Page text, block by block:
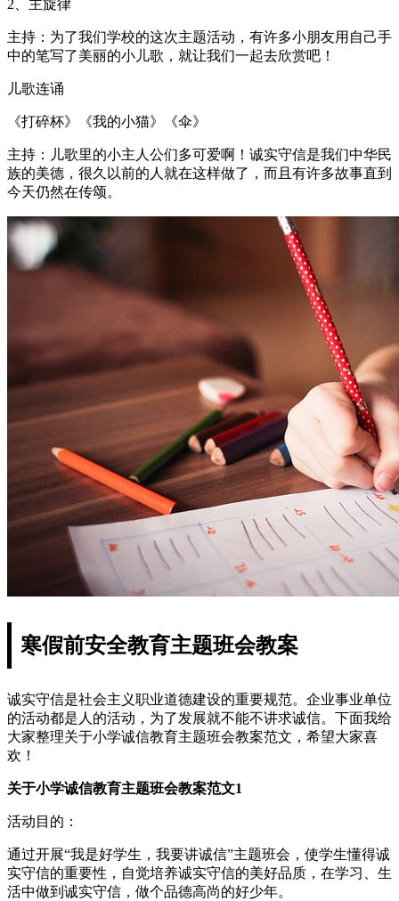
2、主旋律
主持：为了我们学校的这次主题活动，有许多小朋友用自己手
中的笔写了美丽的小儿歌，就让我们一起去欣赏吧！
儿歌连诵
《打碎杯》《我的小猫》《伞》
主持：儿歌里的小主人公们多可爱啊！诚实守信是我们中华民
族的美德，很久以前的人就在这样做了，而且有许多故事直到
今天仍然在传颂。
寒假前安全教育主题班会教案
诚实守信是社会主义职业道德建设的重要规范。企业事业单位
的活动都是人的活动，为了发展就不能不讲求诚信。下面我给
大家整理关于小学诚信教育主题班会教案范文，希望大家喜
欢！
关于小学诚信教育主题班会教案范文1
活动目的：
通过开展“我是好学生，我要讲诚信”主题班会，使学生懂得诚
实守信的重要性，自觉培养诚实守信的美好品质，在学习、生
活中做到诚实守信，做个品德高尚的好少年。